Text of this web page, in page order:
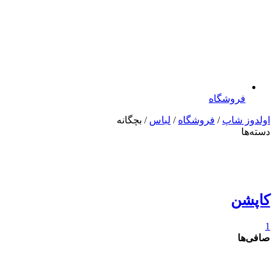
فروشگاه
اولدوز شاپ / فروشگاه / لباس / بچگانه
دسته‌ها
کاپشن
1
صافی‌ها